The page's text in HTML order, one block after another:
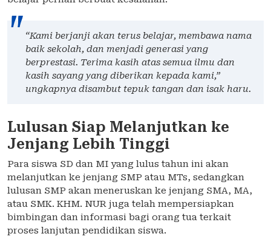
“Kami berjanji akan terus belajar, membawa nama
baik sekolah, dan menjadi generasi yang
berprestasi. Terima kasih atas semua ilmu dan
kasih sayang yang diberikan kepada kami,”
ungkapnya disambut tepuk tangan dan isak haru.
Lulusan Siap Melanjutkan ke
Jenjang Lebih Tinggi
Para siswa SD dan MI yang lulus tahun ini akan
melanjutkan ke jenjang SMP atau MTs, sedangkan
lulusan SMP akan meneruskan ke jenjang SMA, MA,
atau SMK. KHM. NUR juga telah mempersiapkan
bimbingan dan informasi bagi orang tua terkait
proses lanjutan pendidikan siswa.